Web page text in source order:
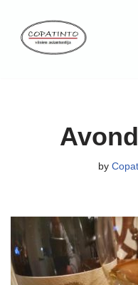
Skip
by